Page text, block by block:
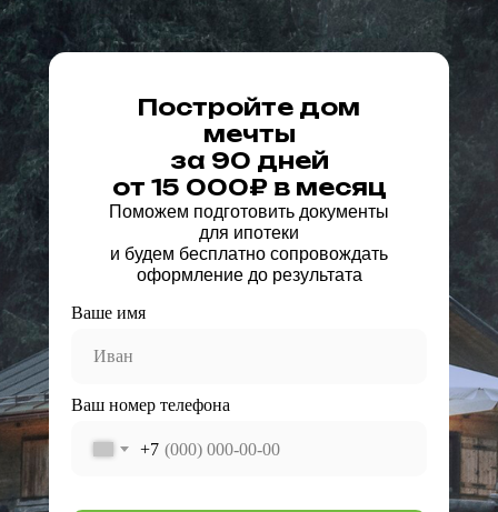
Постройте дом
мечты
за 90 дней
от 15 000₽ в месяц
Поможем подготовить документы
для ипотеки
и будем бесплатно сопровождать
оформление до результата
Ваше имя
Ваш номер телефона
+7